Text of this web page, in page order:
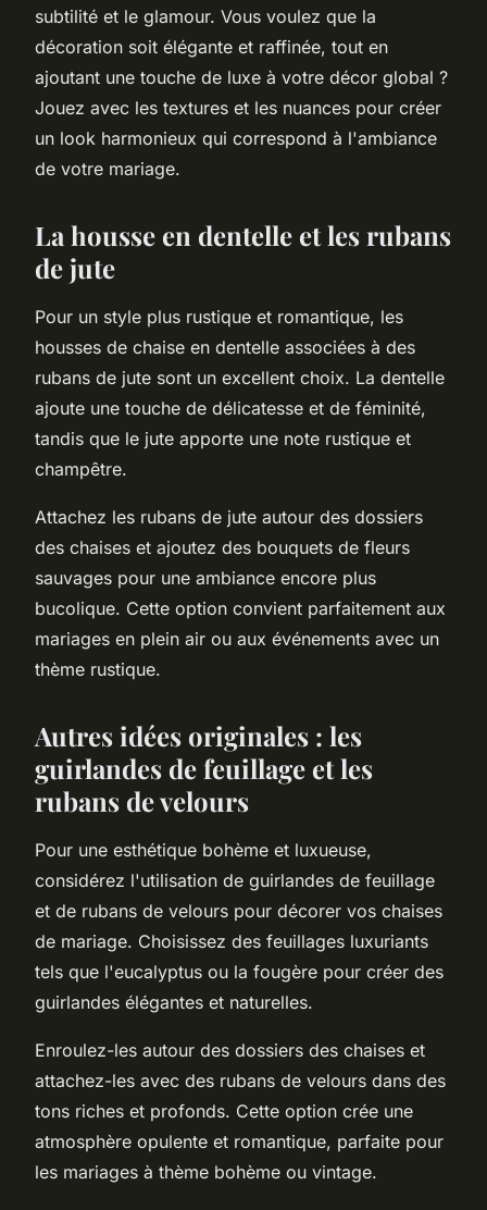
subtilité et le glamour. Vous voulez que la
décoration soit élégante et raffinée, tout en
ajoutant une touche de luxe à votre décor global ?
Jouez avec les textures et les nuances pour créer
un look harmonieux qui correspond à l'ambiance
de votre mariage.
La housse en dentelle et les rubans
de jute
Pour un style plus rustique et romantique, les
housses de chaise en dentelle associées à des
rubans de jute sont un excellent choix. La dentelle
ajoute une touche de délicatesse et de féminité,
tandis que le jute apporte une note rustique et
champêtre.
Attachez les rubans de jute autour des dossiers
des chaises et ajoutez des bouquets de fleurs
sauvages pour une ambiance encore plus
bucolique. Cette option convient parfaitement aux
mariages en plein air ou aux événements avec un
thème rustique.
Autres idées originales : les
guirlandes de feuillage et les
rubans de velours
Pour une esthétique bohème et luxueuse,
considérez l'utilisation de guirlandes de feuillage
et de rubans de velours pour décorer vos chaises
de mariage. Choisissez des feuillages luxuriants
tels que l'eucalyptus ou la fougère pour créer des
guirlandes élégantes et naturelles.
Enroulez-les autour des dossiers des chaises et
attachez-les avec des rubans de velours dans des
tons riches et profonds. Cette option crée une
atmosphère opulente et romantique, parfaite pour
les mariages à thème bohème ou vintage.